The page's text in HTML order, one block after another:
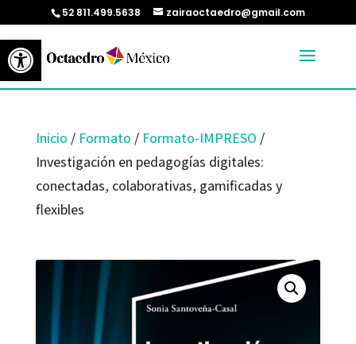
Abrir barra de herramientas
52 811.499.5638 zairaoctaedro@gmail.com
Inicio / Formato / Formato-IMPRESO /
Investigación en pedagogías digitales:
conectadas, colaborativas, gamificadas y
flexibles